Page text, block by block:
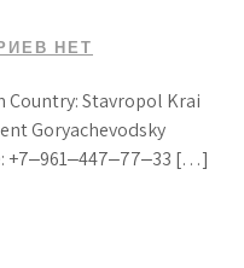
НЕТ
Country: Stavropol Krai
Goryachevodsky
+7‒961‒447‒77‒33 […]